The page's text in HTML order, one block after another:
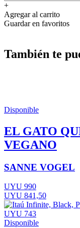
+
Agregar al carrito
Guardar en favoritos
También te
Disponible
EL GATO
VEGANO
SANNE VOGEL
UYU 990
UYU 841,50
UYU 743
Disponible